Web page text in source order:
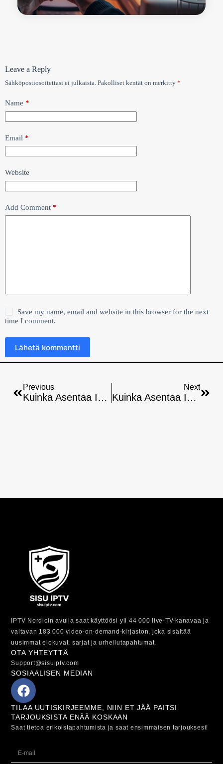
Leave a Reply
Sähköpostiosoitettasi ei julkaista. Pakolliset kentät on merkitty *
Name *
Email *
Website
Add Comment *
Save my name, email and website in this browser for the next
time I comment.
Lähetä kommentti
Previous
Kuinka Asentaa Ibo Pro Rokuun: Vaiheittainen Opas
Next
Kuinka Asentaa Ibo Player Rokuun: Vaiheittainen Opas
IPTV Nordicin avulla saat käyttöösi yli 44 000 live-TV-kanavaa ja
valtavan 183 000 video-on-demand-kirjaston, joka sisältää
uusimmat elokuvat, sarjat ja urheilutapahtumat.
OTA YHTEYTTÄ
Support@sisuiptv.com
SOSIAALISEN MEDIAN
TILAA UUTISKIRJEEMME, NIIN ET JÄÄ PAITSI
TARJOUKSISTA ENÄÄ KOSKAAN
Saat tietoa erikoistapahtumista ja saat ensimmäisen tarjouksesi!